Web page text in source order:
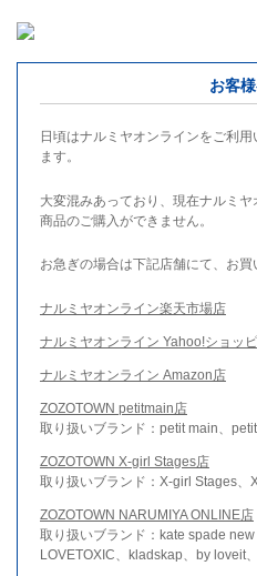
お客
日頃はナルミヤオンラインをご利
ます。
大変混みあっており、現在ナルミ
商品のご購入ができません。
お急ぎの場合は下記店舗にて、お買
ナルミヤオンライン楽天市場店
ナルミヤオンライン Yahoo!ショッ
ナルミヤオンライン Amazon店
ZOZOTOWN petitmain店
取り扱いブランド：petit main、
ZOZOTOWN X-girl Stages店
取り扱いブランド：X-girl Stages、
ZOZOTOWN NARUMIYA ONLINE店
取り扱いブランド：kate spade new
LOVETOXIC、kladskap、by loveit